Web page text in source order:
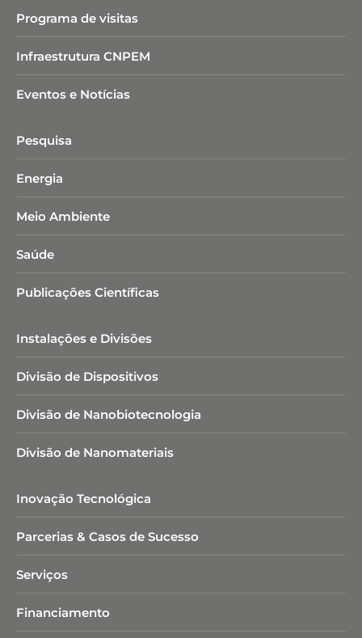
Programa de visitas
Infraestrutura CNPEM
Eventos e Notícias
Pesquisa
Energia
Meio Ambiente
Saúde
Publicações Científicas
Instalações e Divisões
Divisão de Dispositivos
Divisão de Nanobiotecnologia​
Divisão de Nanomateriais
Inovação Tecnológica
Parcerias & Casos de Sucesso
Serviços
Financiamento